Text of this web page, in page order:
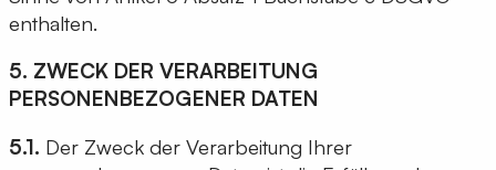
enthalten.
5. ZWECK DER VERARBEITUNG
PERSONENBEZOGENER DATEN
5.1. Der Zweck der Verarbeitung Ihrer